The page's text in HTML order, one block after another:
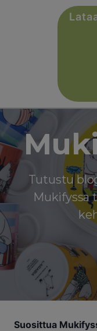
Tutustu
Mukifyssa
Suosittua